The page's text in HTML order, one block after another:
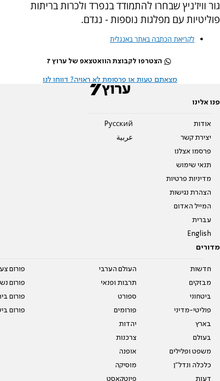
גור וויז'ניץ שבחרו להתמודד בנפרד ולכרות בריתות
פוליטיות עם מפלגות נוספות - נגדם.
לקריאת הכתבה באתר באנגלית
הצטרפו לקבוצת הוואטצאפ של ערוץ 7
מצאתם טעות או פרסומת לא ראויה? דווחו לנו
פנו אלינו
אודות
יצירת קשר
פרסמו אצלנו
תנאי שימוש
מדיניות פרטיות
הצהרת נגישות
המייל האדום
עברית
English
Pусский
عربية
מדורים
חדשות
מבזקים
ביטחוני
פוליטי-מדיני
בארץ
בעולם
משפט ופלילים
כלכלה ונדל"ן
דעות
העולם הערבי
תרבות ופנאי
ספורט
פורומים
יהדות
צרכנות
אופנה
מוסיקה
פיוטקאסט
פורום
פורום
פורום
פורום